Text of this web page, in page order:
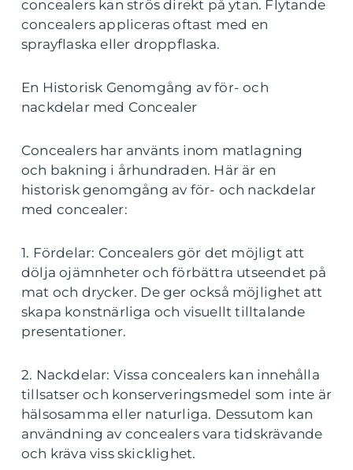
concealers kan strös direkt på ytan. Flytande
concealers appliceras oftast med en
sprayflaska eller droppflaska.
En Historisk Genomgång av för- och
nackdelar med Concealer
Concealers har använts inom matlagning
och bakning i århundraden. Här är en
historisk genomgång av för- och nackdelar
med concealer:
1. Fördelar: Concealers gör det möjligt att
dölja ojämnheter och förbättra utseendet på
mat och drycker. De ger också möjlighet att
skapa konstnärliga och visuellt tilltalande
presentationer.
2. Nackdelar: Vissa concealers kan innehålla
tillsatser och konserveringsmedel som inte är
hälsosamma eller naturliga. Dessutom kan
användning av concealers vara tidskrävande
och kräva viss skicklighet.